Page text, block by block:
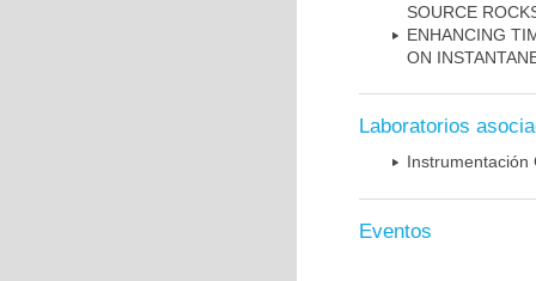
SOURCE
ENHANCING
ON
Laboratorios
Instrumentación
Eventos